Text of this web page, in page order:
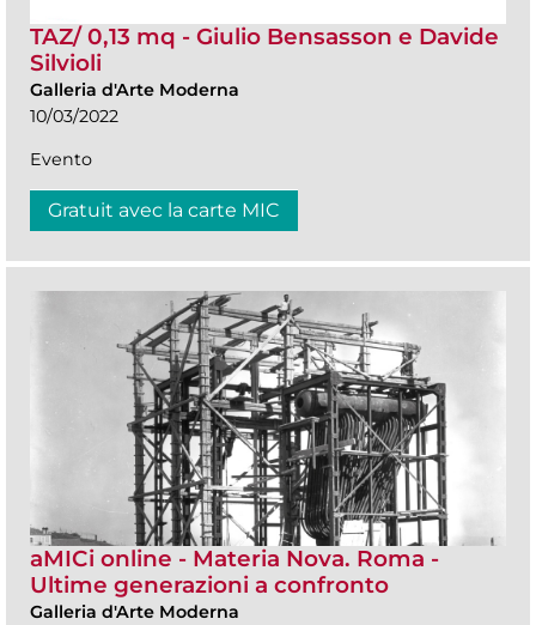
TAZ/ 0,13 mq - Giulio Bensasson e Davide
Silvioli
Galleria d'Arte Moderna
10/03/2022
Evento
Gratuit avec la carte MIC
aMICi online - Materia Nova. Roma -
Ultime generazioni a confronto
Galleria d'Arte Moderna